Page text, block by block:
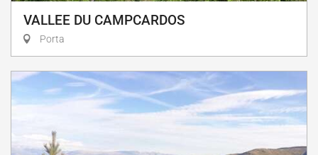
VALLEE DU CAMPCARDOS
Porta